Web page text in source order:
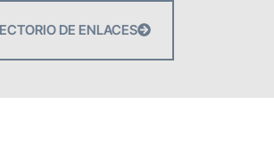
DE ENLACES